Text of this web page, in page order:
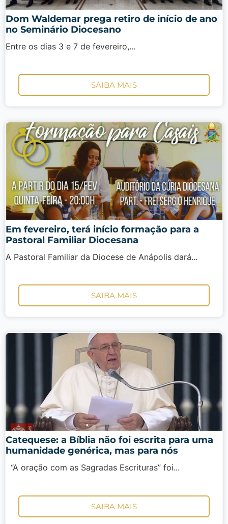
Dom Waldemar prega retiro de início de ano
no Seminário Diocesano
Entre os dias 3 e 7 de fevereiro,...
SAIBA MAIS
Em fevereiro, terá início formação para a
Pastoral Familiar Diocesana
A Pastoral Familiar da Diocese de Anápolis dará...
SAIBA MAIS
Catequese: a Bíblia não foi escrita para uma
humanidade genérica, mas para nós
“A oração com as Sagradas Escrituras” foi...
SAIBA MAIS